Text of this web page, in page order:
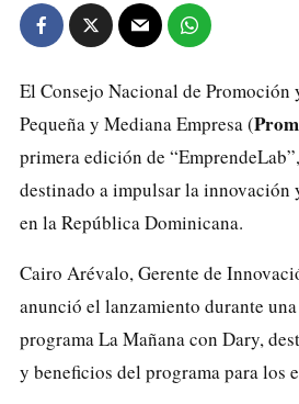
El Consejo Nacional de
Pequeña y Mediana Empresa(
primera edición de
destinado a impulsar la innovación
en la República Dominicana.
Cairo Arévalo, Gerente de
anunció el lanzamiento durante
programa La Mañana con Dary,
y beneficios del programa para los